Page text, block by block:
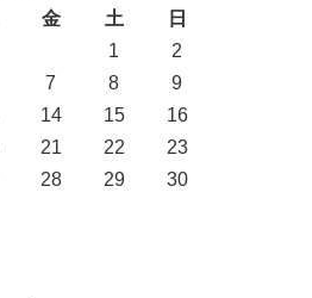
金 土 日
1
2
7 8
9
14 15
16
21 22
23
28 29
30